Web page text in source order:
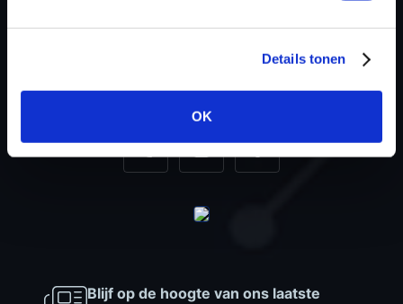
Details tonen
OK
Nederland
+31 35 820 0967
info@dyno-Voor tool support,
Blijf op de hoogte van ons laatste